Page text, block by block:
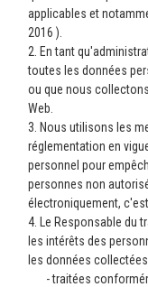
applicables et
2016 ).
2. En tant
toutes les données
ou que nous
Web.
3. Nous utilisons les
réglementation en
personnel pour
personnes non
électroniquement,
4. Le Responsable du
les intérêts des
les données
- traitées